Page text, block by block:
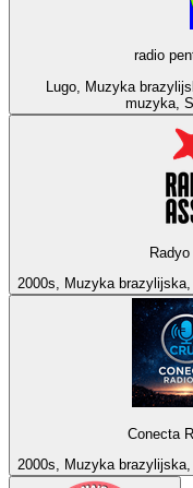
radio
Lugo, Muzyka
muzyka,
2000s, Muzyka
Conecta
2000s, Muzyka